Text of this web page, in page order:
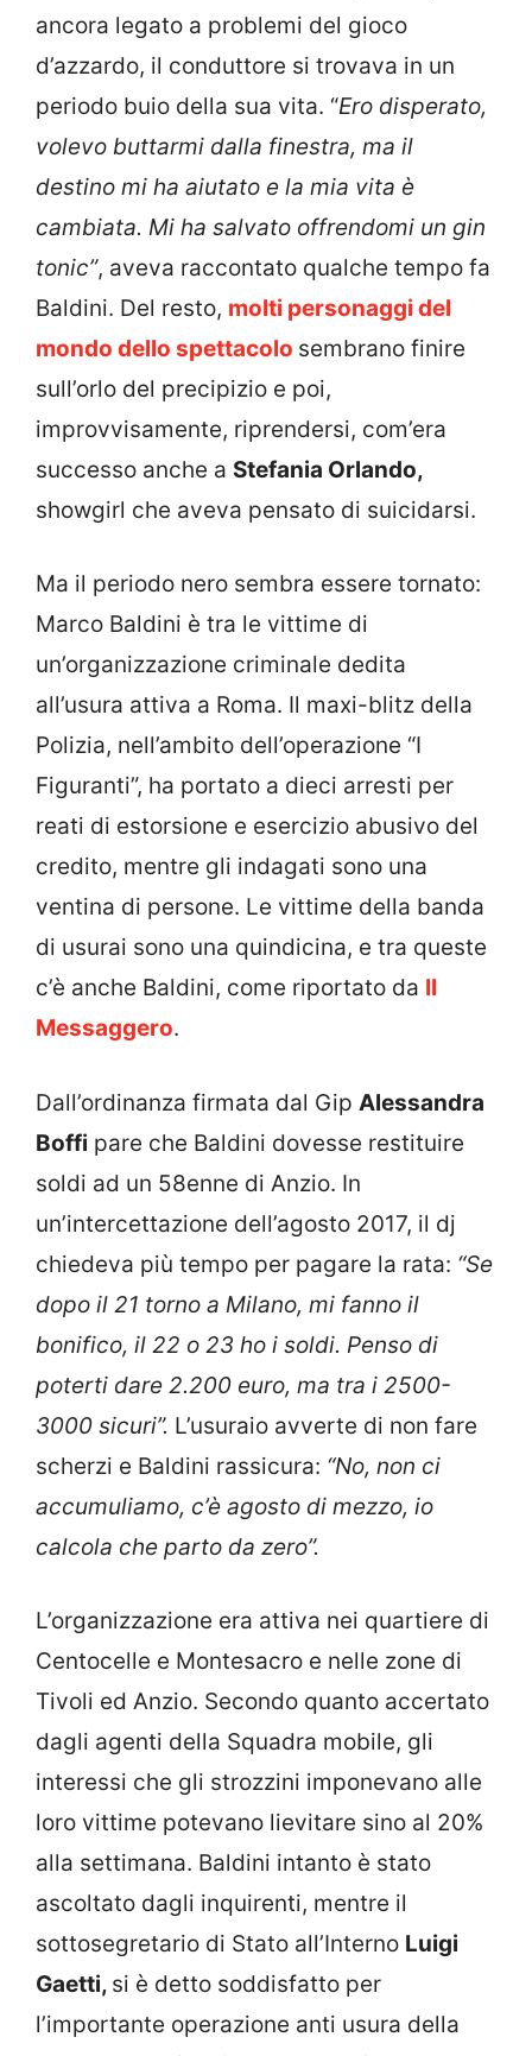
ancora legato a problemi del gioco
d’azzardo, il conduttore si trovava in un
periodo buio della sua vita. “Ero disperato,
volevo buttarmi dalla finestra, ma il
destino mi ha aiutato e la mia vita è
cambiata. Mi ha salvato offrendomi un gin
tonic”, aveva raccontato qualche tempo fa
Baldini. Del resto, molti personaggi del
mondo dello spettacolo sembrano finire
sull’orlo del precipizio e poi,
improvvisamente, riprendersi, com’era
successo anche a Stefania Orlando,
showgirl che aveva pensato di suicidarsi.
Ma il periodo nero sembra essere tornato:
Marco Baldini è tra le vittime di
un’organizzazione criminale dedita
all’usura attiva a Roma. Il maxi-blitz della
Polizia, nell’ambito dell’operazione “I
Figuranti”, ha portato a dieci arresti per
reati di estorsione e esercizio abusivo del
credito, mentre gli indagati sono una
ventina di persone. Le vittime della banda
di usurai sono una quindicina, e tra queste
c’è anche Baldini, come riportato da Il
Messaggero.
Dall’ordinanza firmata dal Gip Alessandra
Boffi pare che Baldini dovesse restituire
soldi ad un 58enne di Anzio. In
un’intercettazione dell’agosto 2017, il dj
chiedeva più tempo per pagare la rata: “Se
dopo il 21 torno a Milano, mi fanno il
bonifico, il 22 o 23 ho i soldi. Penso di
poterti dare 2.200 euro, ma tra i 2500-
3000 sicuri”. L’usuraio avverte di non fare
scherzi e Baldini rassicura: “No, non ci
accumuliamo, c’è agosto di mezzo, io
calcola che parto da zero”.
L’organizzazione era attiva nei quartiere di
Centocelle e Montesacro e nelle zone di
Tivoli ed Anzio. Secondo quanto accertato
dagli agenti della Squadra mobile, gli
interessi che gli strozzini imponevano alle
loro vittime potevano lievitare sino al 20%
alla settimana. Baldini intanto è stato
ascoltato dagli inquirenti, mentre il
sottosegretario di Stato all’Interno Luigi
Gaetti, si è detto soddisfatto per
l’importante operazione anti usura della